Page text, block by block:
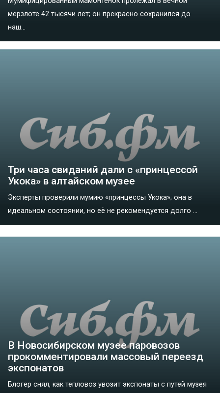
мерзлоте 42 тысячи лет; он прекрасно сохранился до
наш...
Три часа свиданий дали с «принцессой
Укока» в алтайском музее
Эксперты проверили мумию «принцессы Укока»; она в
идеальном состоянии, но её не рекомендуется долго ...
В Новосибирском музее паровозов
прокомментировали массовый переезд
экспонатов
Блогер снял, как тепловоз увозит экспонаты с путей музея